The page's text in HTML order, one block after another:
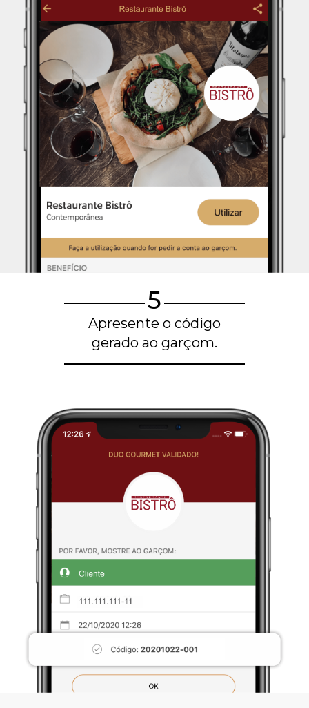
5
Apresente o código
gerado ao garçom.